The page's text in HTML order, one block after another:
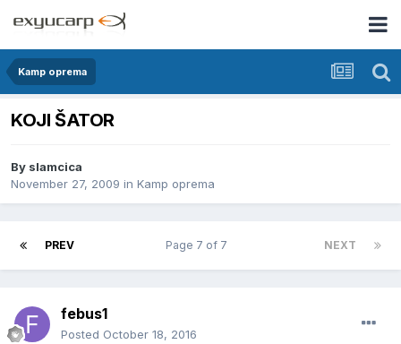
Kamp oprema
KOJI ŠATOR
By slamcica
November 27, 2009 in Kamp oprema
PREV NEXT
Page 7 of 7
febus1
Posted October 18, 2016